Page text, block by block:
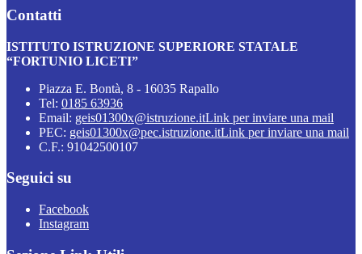
Contatti
ISTITUTO ISTRUZIONE SUPERIORE STATALE
“FORTUNIO LICETI”
Piazza E. Bontà, 8 - 16035 Rapallo
Tel: 0185 63936
Email: geis01300x@istruzione.itLink per inviare una mail
PEC: geis01300x@pec.istruzione.itLink per inviare una mail
C.F.: 91042500107
Seguici su
Facebook
Instagram